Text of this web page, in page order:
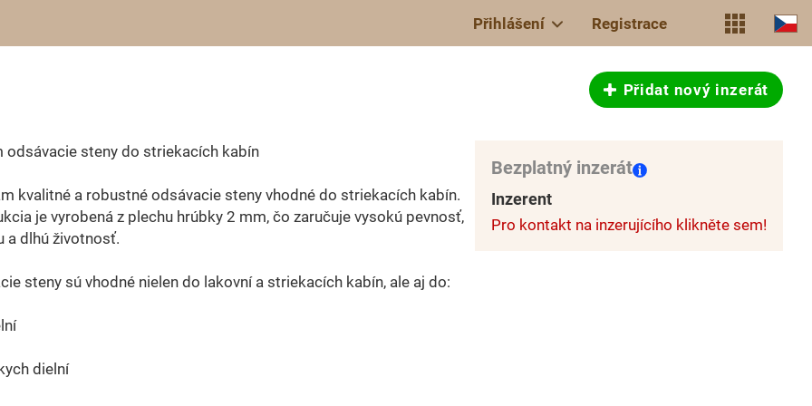
Přihlášení Registrace
Přidat nový inzerát
odsávacie steny do striekacích kabín
kvalitné a robustné odsávacie steny vhodné do striekacích kabín.
je vyrobená z plechu hrúbky 2 mm, čo zaručuje vysokú pevnosť,
a dlhú životnosť.
steny sú vhodné nielen do lakovní a striekacích kabín, ale aj do:
dielní
Bezplatný inzerát
Inzerent
Pro kontakt na inzerujícího klikněte sem!